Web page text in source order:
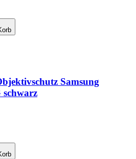
Samsung
schwarz